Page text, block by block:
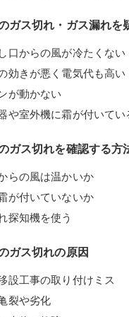
ガス切れ・ガス漏れを
口からの風が冷たくない
効きが悪く電気代も高い
が動かない
や室外機に霜が付いてい
ガス切れを確認する方
らの風は温かいか
が付いていないか
探知機を使う
ガス切れの原因
設工事の取り付けミス
裂や劣化